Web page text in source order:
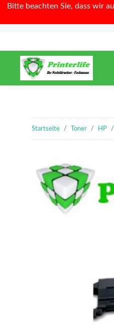
Bitte beachten Sie, dass wir
Startseite Toner HP